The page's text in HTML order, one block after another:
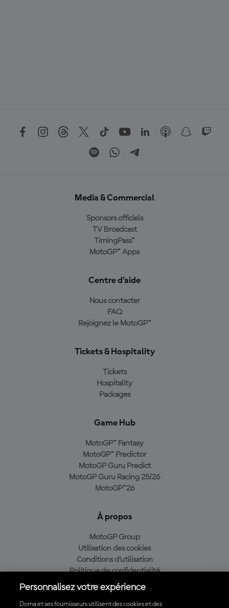
Media & Commercial
Sponsors officiels
TV Broadcast
TimingPass™
MotoGP™ Apps
Centre d'aide
Nous contacter
FAQ
Rejoignez le MotoGP™
Tickets & Hospitality
Tickets
Hospitality
Packages
Game Hub
MotoGP™ Fantasy
MotoGP™ Predictor
MotoGP Guru Predict
MotoGP Guru Racing 25/26
MotoGP™26
À propos
MotoGP Group
Utilisation des cookies
Conditions d'utilisation
Politique de confidentialité
Politique d’achat
Personnalisez votre expérience
Dorna et ses fournisseurs utilisent des cookies et des